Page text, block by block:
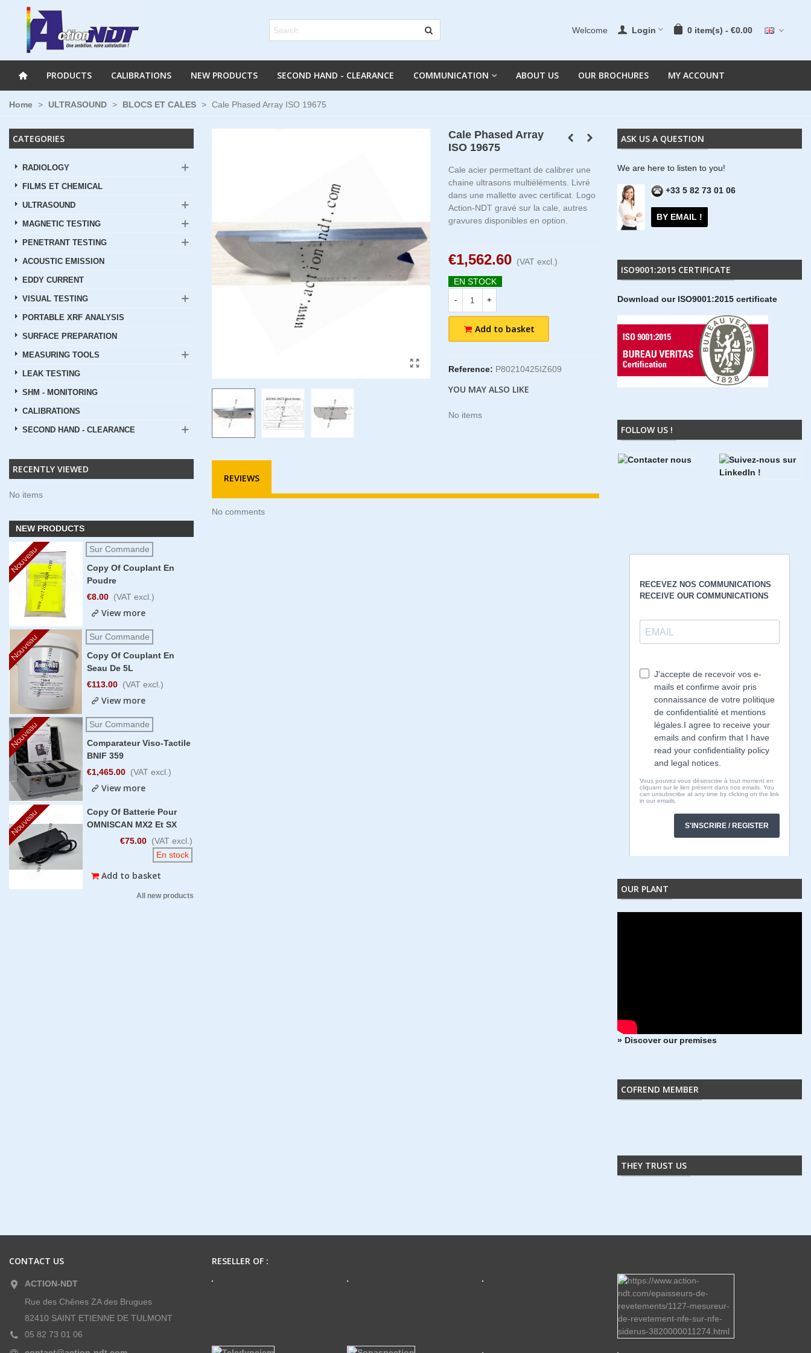
Welcome Login 0 item(s) - €0.00
PRODUCTS CALIBRATIONS NEW PRODUCTS SECOND HAND - CLEARANCE COMMUNICATION ABOUT US OUR BROCHURES MY ACCOUNT
Home > ULTRASOUND > BLOCS ET CALES > Cale Phased Array ISO 19675
CATEGORIES
RADIOLOGY
FILMS ET CHEMICAL
ULTRASOUND
MAGNETIC TESTING
PENETRANT TESTING
ACOUSTIC EMISSION
EDDY CURRENT
VISUAL TESTING
PORTABLE XRF ANALYSIS
SURFACE PREPARATION
MEASURING TOOLS
LEAK TESTING
SHM - MONITORING
CALIBRATIONS
SECOND HAND - CLEARANCE
RECENTLY VIEWED
No items
NEW PRODUCTS
Nouveau
Sur Commande
Copy Of Couplant En
Poudre
€8.00 (VAT excl.)
View more
Nouveau
Sur Commande
Copy Of Couplant En
Seau De 5L
€113.00 (VAT excl.)
View more
Nouveau
Sur Commande
Comparateur Viso-Tactile
BNIF 359
€1,465.00 (VAT excl.)
View more
Nouveau
Copy Of Batterie Pour
OMNISCAN MX2 Et SX
€75.00 (VAT excl.)
En stock
Add to basket
All new products
ASK US A QUESTION
We are here to listen to you!
+33 5 82 73 01 06
BY EMAIL !
ISO9001:2015 CERTIFICATE
Download our ISO9001:2015 certificate
FOLLOW US !
OUR PLANT
» Discover our premises
COFREND MEMBER
THEY TRUST US
Cale Phased Array
ISO 19675
Cale acier permettant de calibrer une
chaine ultrasons multiéléments. Livré
dans une mallette avec certificat. Logo
Action-NDT gravé sur la cale, autres
gravures disponibles en option.
€1,562.60 (VAT excl.)
EN STOCK
- +
Add to basket
Reference: P80210425IZ609
YOU MAY ALSO LIKE
No items
REVIEWS
No comments
CONTACT US
ACTION-NDT
Rue des Chênes ZA des Brugues
82410 SAINT ETIENNE DE TULMONT
05 82 73 01 06
RESELLER OF :